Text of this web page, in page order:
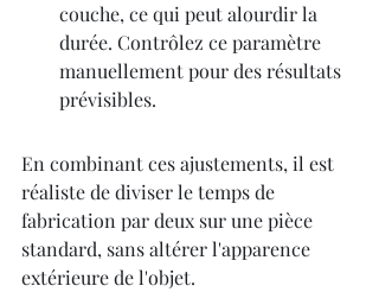
couche, ce qui peut alourdir la
durée. Contrôlez ce paramètre
manuellement pour des résultats
prévisibles.
En combinant ces ajustements, il est
réaliste de diviser le temps de
fabrication par deux sur une pièce
standard, sans altérer l'apparence
extérieure de l'objet.